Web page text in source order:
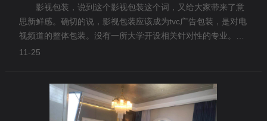
影视包装，说到这个影视包装这个词，又给大家带来了意
思新鲜感。确切的说，影视包装应该成为tvc广告包装，是对电
视频道的整体包装。没有一所大学开设相关针对性的专业。最
早做tvc广告包装的人员，是从平面设计、广告制作转行过来
11-25